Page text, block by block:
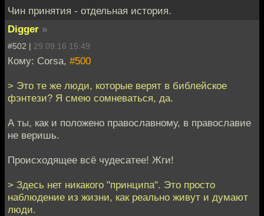
Чин принятия - отдельная история.
Digger »
#502 | 29.09.16 15:49
Кому: Corsa, #500
> Это те же люди, которые верят в библейское
фэнтези? Я смею сомневаться, да.
А ты, как и положено православному, в православие
не веришь.
Происходящее всё чудесатее! Жги!
> Здесь нет никакого "принципа". Это просто
наблюдение из жизни, как реально живут и думают
люди.